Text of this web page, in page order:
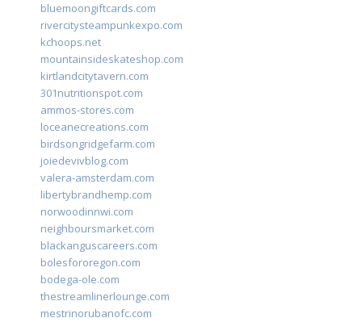
bluemoongiftcards.com
rivercitysteampunkexpo.com
kchoops.net
mountainsideskateshop.com
kirtlandcitytavern.com
301nutritionspot.com
ammos-stores.com
loceanecreations.com
birdsongridgefarm.com
joiedevivblog.com
valera-amsterdam.com
libertybrandhemp.com
norwoodinnwi.com
neighboursmarket.com
blackanguscareers.com
bolesfororegon.com
bodega-ole.com
thestreamlinerlounge.com
mestrinorubanofc.com